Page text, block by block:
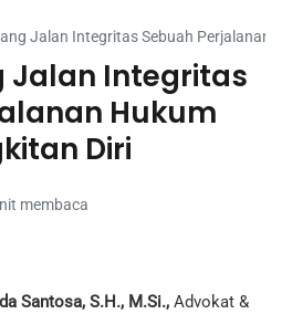
Jalan Integritas Sebuah Perjalanan
Jalan Integritas
Hukum
Diri
membaca
Santosa, S.H., M.Si., Advokat &